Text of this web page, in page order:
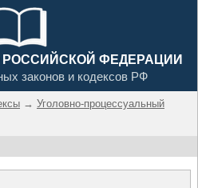
ФЕДЕРАЦИИ
законов и кодексов РФ
→ Уголовно-процессуальный